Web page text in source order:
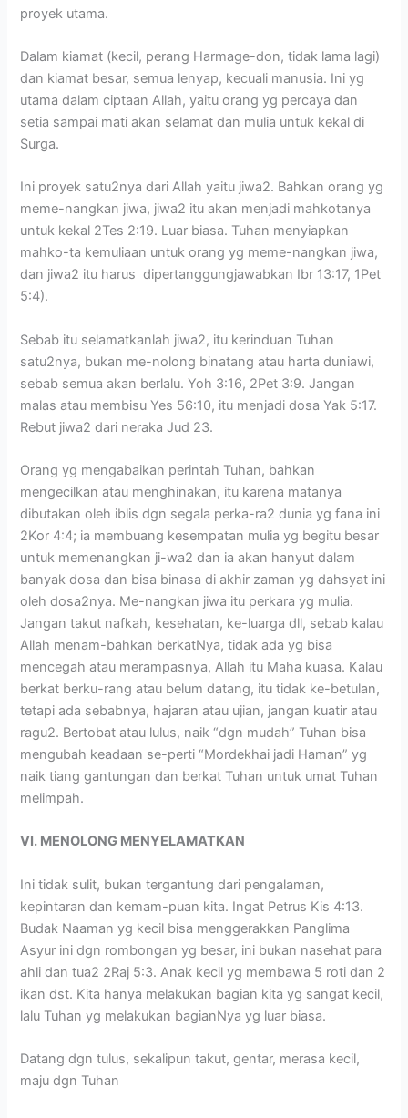
proyek utama.
Dalam kiamat (kecil, perang Harmage-don, tidak lama lagi)
dan kiamat besar, semua lenyap, kecuali manusia. Ini yg
utama dalam ciptaan Allah, yaitu orang yg percaya dan
setia sampai mati akan selamat dan mulia untuk kekal di
Surga.
Ini proyek satu2nya dari Allah yaitu jiwa2. Bahkan orang yg
meme-nangkan jiwa, jiwa2 itu akan menjadi mahkotanya
untuk kekal 2Tes 2:19. Luar biasa. Tuhan menyiapkan
mahko-ta kemuliaan untuk orang yg meme-nangkan jiwa,
dan jiwa2 itu harus dipertanggungjawabkan Ibr 13:17, 1Pet
5:4).
Sebab itu selamatkanlah jiwa2, itu kerinduan Tuhan
satu2nya, bukan me-nolong binatang atau harta duniawi,
sebab semua akan berlalu. Yoh 3:16, 2Pet 3:9. Jangan
malas atau membisu Yes 56:10, itu menjadi dosa Yak 5:17.
Rebut jiwa2 dari neraka Jud 23.
Orang yg mengabaikan perintah Tuhan, bahkan
mengecilkan atau menghinakan, itu karena matanya
dibutakan oleh iblis dgn segala perka-ra2 dunia yg fana ini
2Kor 4:4; ia membuang kesempatan mulia yg begitu besar
untuk memenangkan ji-wa2 dan ia akan hanyut dalam
banyak dosa dan bisa binasa di akhir zaman yg dahsyat ini
oleh dosa2nya. Me-nangkan jiwa itu perkara yg mulia.
Jangan takut nafkah, kesehatan, ke-luarga dll, sebab kalau
Allah menam-bahkan berkatNya, tidak ada yg bisa
mencegah atau merampasnya, Allah itu Maha kuasa. Kalau
berkat berku-rang atau belum datang, itu tidak ke-betulan,
tetapi ada sebabnya, hajaran atau ujian, jangan kuatir atau
ragu2. Bertobat atau lulus, naik “dgn mudah” Tuhan bisa
mengubah keadaan se-perti “Mordekhai jadi Haman” yg
naik tiang gantungan dan berkat Tuhan untuk umat Tuhan
melimpah.
VI. MENOLONG MENYELAMATKAN
Ini tidak sulit, bukan tergantung dari pengalaman,
kepintaran dan kemam-puan kita. Ingat Petrus Kis 4:13.
Budak Naaman yg kecil bisa menggerakkan Panglima
Asyur ini dgn rombongan yg besar, ini bukan nasehat para
ahli dan tua2 2Raj 5:3. Anak kecil yg membawa 5 roti dan 2
ikan dst. Kita hanya melakukan bagian kita yg sangat kecil,
lalu Tuhan yg melakukan bagianNya yg luar biasa.
Datang dgn tulus, sekalipun takut, gentar, merasa kecil,
maju dgn Tuhan